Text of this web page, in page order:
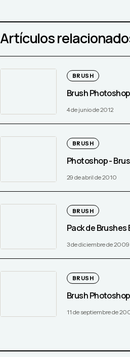
Artículos
BRUSH
Brush
4 de junio de 2012
BRUSH
Photoshop -
29 de abril de 2010
BRUSH
Pack de Brushes
3 de diciembre de 2009
BRUSH
Brush
11 de septiembre de